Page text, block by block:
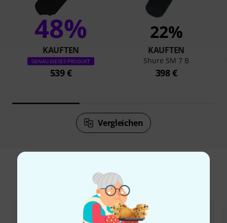
48%
KAUFTEN
GENAU DIESES PRODUKT
539 €
22%
KAUFTEN
Shure SM 7 B
398 €
Vergleichen
Zubehör & passende Artikel